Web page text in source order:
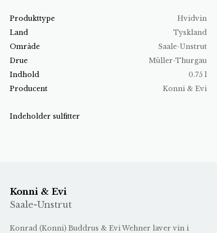
Produkttype
Hvidvin
Land
Tyskland
Område
Saale-Unstrut
Drue
Müller-Thurgau
Indhold
0.75 l
Producent
Konni & Evi
Indeholder sulfitter
Konni & Evi
Saale-Unstrut
Konrad (Konni) Buddrus & Evi Wehner laver vin i